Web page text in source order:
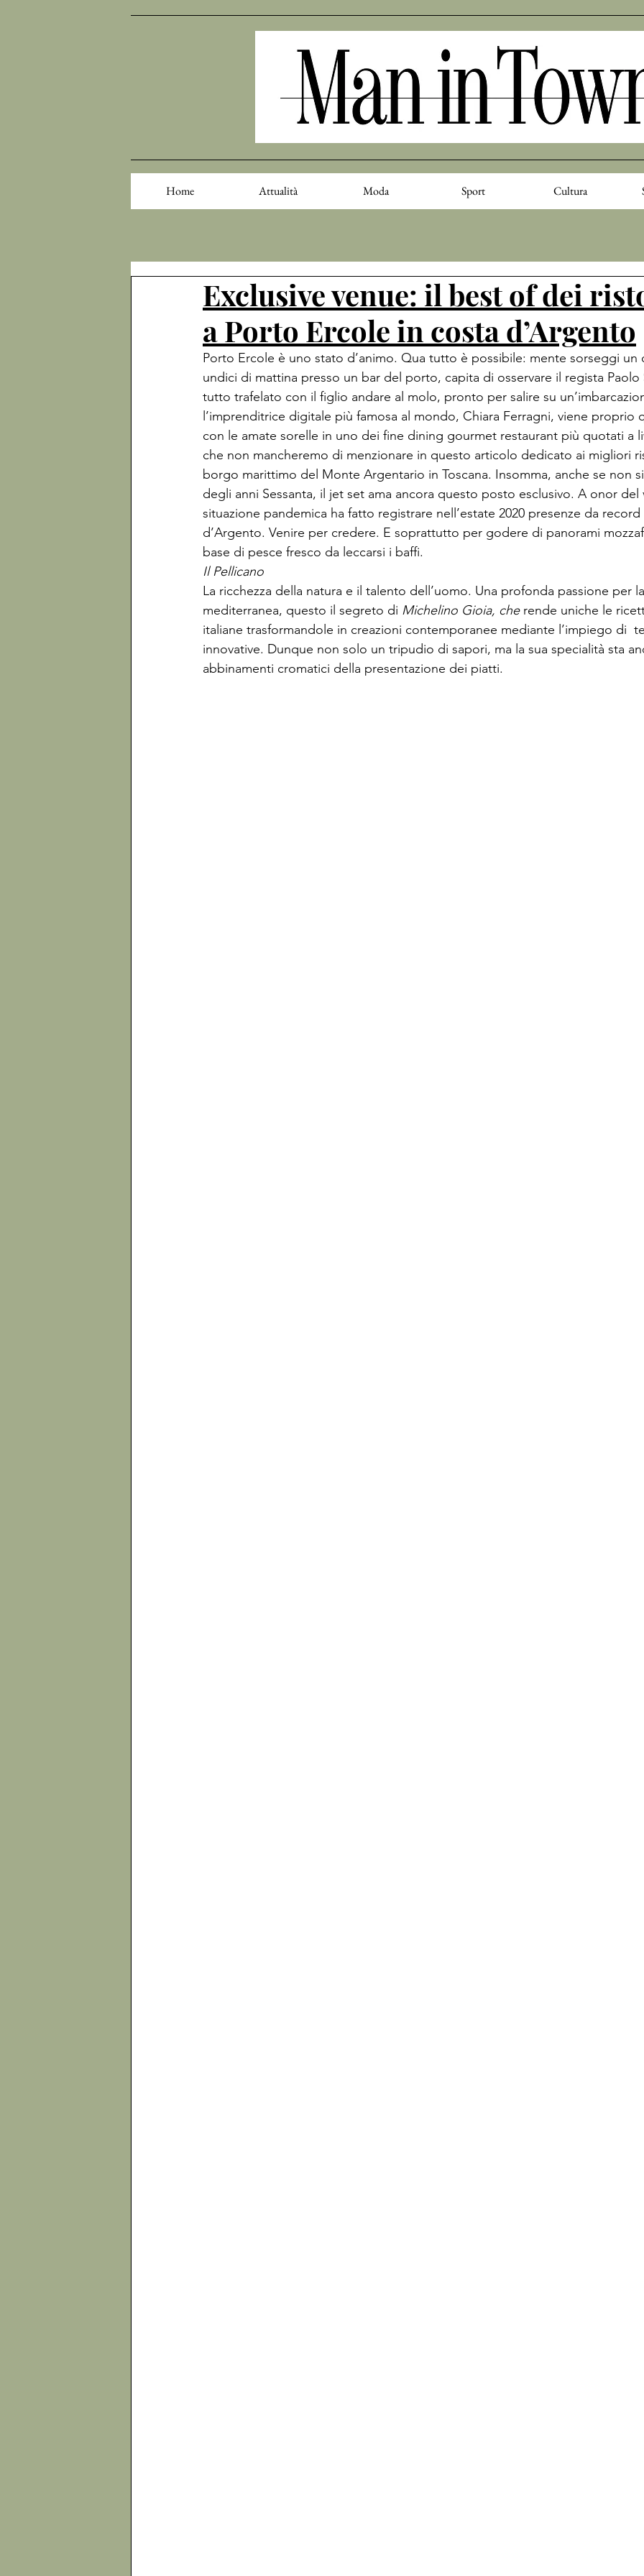
Home Attualità Moda Sport Cultura
Exclusive venue: il best of dei
a Porto Ercole in costa d’Argento
Porto Ercole è uno stato d’animo. Qua tutto è possibile: mente sorseggi un
undici di mattina presso un bar del porto, capita di osservare il regista Paolo
tutto trafelato con il figlio andare al molo, pronto per salire su
l’imprenditrice digitale più famosa al mondo, Chiara Ferragni, viene proprio
con le amate sorelle in uno dei fine dining gourmet restaurant più quotati a
che non mancheremo di menzionare in questo articolo dedicato ai migliori
borgo marittimo del Monte Argentario in Toscana. Insomma, anche se non
degli anni Sessanta, il jet set ama ancora questo posto esclusivo. A onor del
situazione pandemica ha fatto registrare nell’estate 2020 presenze da record
d’Argento. Venire per credere. E soprattutto per godere di panorami
base di pesce fresco da leccarsi i baffi.
Il Pellicano
La ricchezza della natura e il talento dell’uomo. Una profonda passione per
mediterranea, questo il segreto di Michelino Gioia, che rende uniche le
italiane trasformandole in creazioni contemporanee mediante l’impiego di
innovative. Dunque non solo un tripudio di sapori, ma la sua specialità sta
abbinamenti cromatici della presentazione dei piatti.